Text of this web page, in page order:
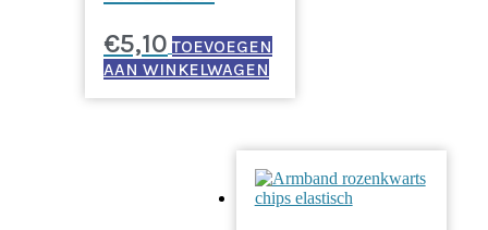
€5,10 TOEVOEGEN
AAN WINKELWAGEN